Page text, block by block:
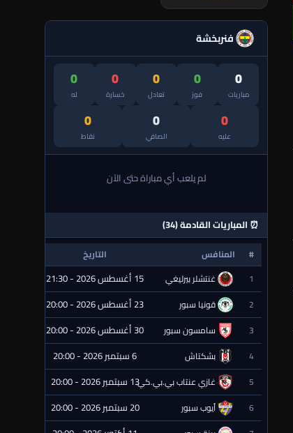
فنربخشة
0
مباريات
0
فوز
0
تعادل
0
خسارة
0
له
0
عليه
0
الصافي
0
نقاط
لم يلعب أي مباراة حتى الآن
⏰ المباريات القادمة (34)
# المنافس التاريخ
1
غنتشلر بيرليغي 15 أغسطس 2026 - 21:30
2 قونيا سبور 23 أغسطس 2026 - 20:00
3 سامسون سبور 30 أغسطس 2026 - 20:00
4 بشكتاش 6 سبتمبر 2026 - 20:00
5 غازي عنتاب بي.بي.كي.13 سبتمبر 2026 - 20:00
6 أيوب سبور 20 سبتمبر 2026 - 20:00